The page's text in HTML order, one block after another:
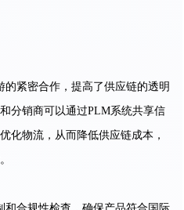
紧密合作，提高了供应链的透明
分销商可以通过PLM系统共享信
化物流，从而降低供应链成本，